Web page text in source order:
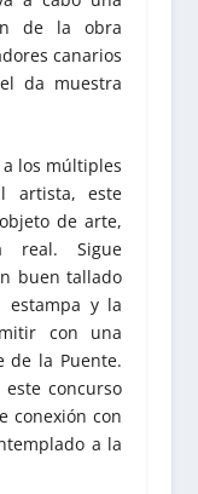
de la obra
canarios
da muestra
los múltiples
artista, este
de arte,
real. Sigue
buen tallado
y la
con una
de la Puente.
concurso
conexión con
a la